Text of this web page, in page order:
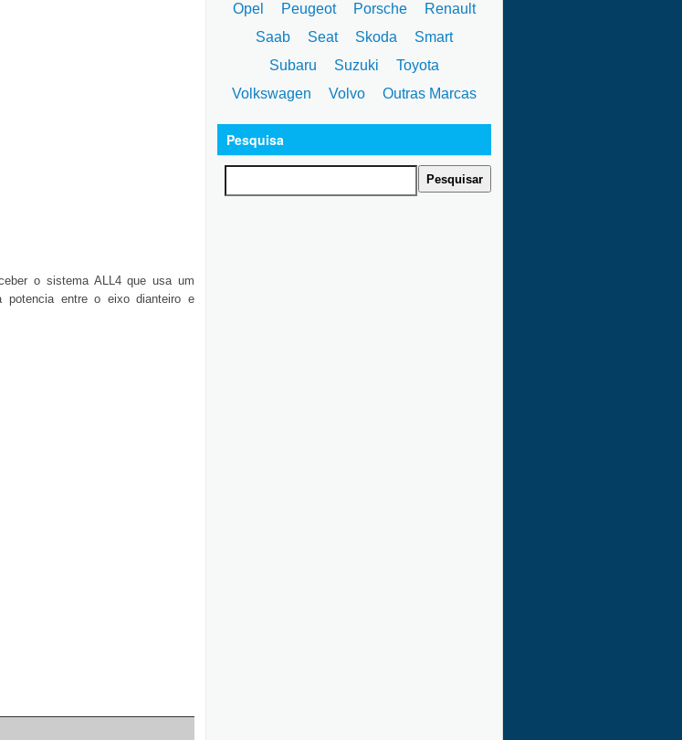
o sistema ALL4 que usa um
potencia entre o eixo dianteiro e
Opel
Peugeot Porsche
Renault
Saab
Seat Skoda
Smart
Subaru
Suzuki
Toyota
Volkswagen
Volvo Outras Marcas
Pesquisa